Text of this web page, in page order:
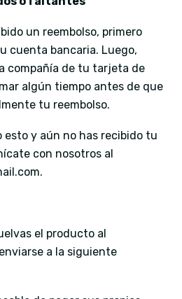
un reembolso, primero
cuenta bancaria. Luego,
compañía de tu tarjeta de
algún tiempo antes de que
tu reembolso.
esto y aún no has recibido tu
con nosotros al
el producto al
a la siguiente